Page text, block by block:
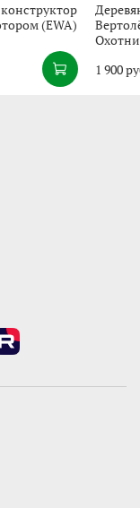
(EWA)
1 900